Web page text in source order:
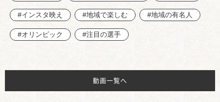
#インスタ映え #地域で楽しむ #地域の有名人
#オリンピック #注目の選手
動画一覧へ